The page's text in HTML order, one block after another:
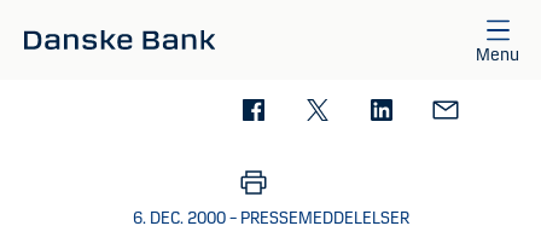
Menu
6. DEC. 2000 – PRESSEMEDDELELSER